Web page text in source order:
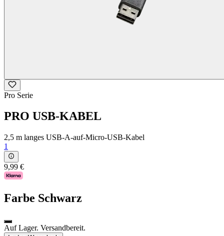
Pro Serie
PRO USB-KABEL
2,5 m langes USB-A-auf-Micro-USB-Kabel
1
9,99 €
Farbe Schwarz
Auf Lager. Versandbereit.